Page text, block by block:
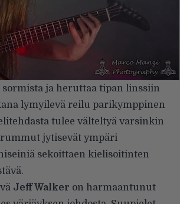
sormista ja heruttaa tipan linssiin
lymyilevä reilu parikymppinen
tulee välteltyä varsinkin
jytisevät ympäri
sekoittaen kielisoitinten
Jeff Walker on harmaantunut